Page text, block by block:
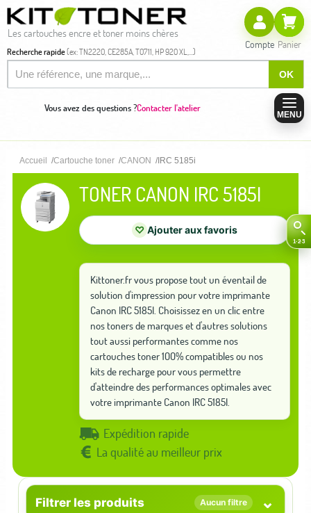
Les cartouches encre et toner moins chères
Recherche rapide(ex: TN2220, CE285A, T0711, HP 920 XL,...)
OK
Compte Panier
Vous avez des questions ?Contacter l'atelier
MENU
Accueil Cartouche toner CANON IRC 5185i
TONER CANON IRC 5185I
♡ Ajouter aux favoris
Kittoner.fr vous propose tout un éventail de
solution d'impression pour votre imprimante
Canon IRC 5185I. Choisissez en un clic entre
nos toners de marques et d'autres solutions
tout aussi performantes comme nos
cartouches toner 100% compatibles ou nos
kits de recharge pour vous permettre
d'atteindre des performances optimales avec
votre imprimante Canon IRC 5185I.
Expédition rapide
La qualité au meilleur prix
Filtrer les produits Aucun filtre ⌄